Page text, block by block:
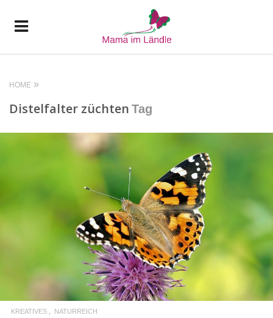
HOME
Distelfalter züchten Tag
READ MORE
KREATIVES NATURREICH